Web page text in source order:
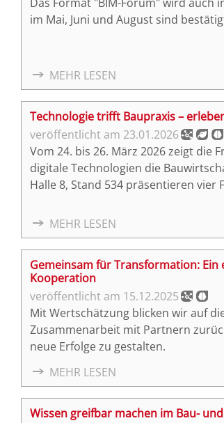
im Mai, Juni und August sind
MEHR LESEN
Technologie trifft Baupraxis –
23.01.2026
Vom 24. bis 26. März 2026 zeigt die
digitale Technologien die
Halle 8, Stand 534 präsentieren
Umsetzung und automatisierten
MEHR LESEN
Gemeinsam für Transformation: Ein
Kooperation
15.12.2025
Mit Wertschätzung blicken wir auf
Zusammenarbeit mit Partnern
neue Erfolge zu gestalten.
MEHR LESEN
Wissen greifbar machen im Bau-